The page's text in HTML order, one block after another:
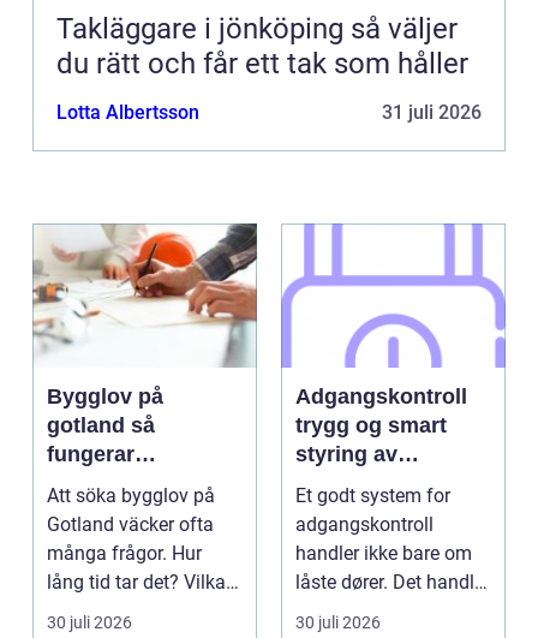
Takläggare i jönköping så väljer
du rätt och får ett tak som håller
Lotta Albertsson 31 juli 2026
Bygglov på
gotland så
fungerar
processen i
praktiken
Att söka bygglov på
Gotland väcker ofta
många frågor. Hur
lång tid tar det? Vilka
handlingar behövs?...
30 juli 2026
Adgangskontroll
trygg og smart
styring av
tilganger
Et godt system for
adgangskontroll
handler ikke bare om
låste dører. Det handler
om å ha oversikt, k...
30 juli 2026